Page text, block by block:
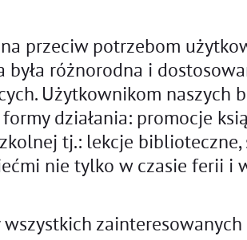
przeciw potrzebom
była różnorodna i
Użytkownikom naszych
działania: promocje
tj.: lekcje biblioteczne,
nie tylko w czasie ferii i
wszystkich